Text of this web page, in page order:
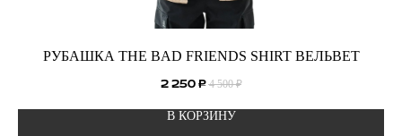
РУБАШКА THE BAD FRIENDS SHIRT ВЕЛЬВЕТ
2 250 ₽ 4 500 ₽
В КОРЗИНУ